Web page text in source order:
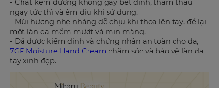
- Chất kem dưỡng không gây bết dính, thẩm thấu
ngay tức thì và êm dịu khi sử dụng.
- Mùi hương nhẹ nhàng dễ chịu khi thoa lên tay, để lại
một làn da mềm mượt và mịn màng.
- Đã được kiểm định và chứng nhận an toàn cho da,
7GF Moisture Hand Cream chăm sóc và bảo vệ làn da
tay xinh đẹp.